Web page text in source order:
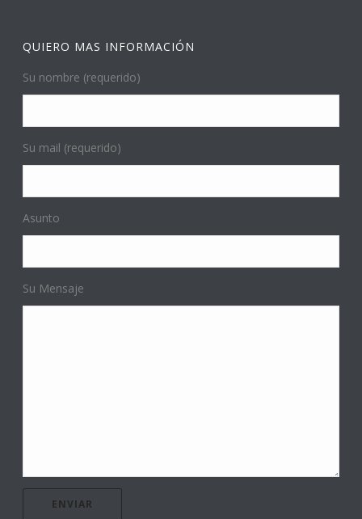
QUIERO MAS INFORMACIÓN
Su nombre (requerido)
Su mail (requerido)
Asunto
Su Mensaje